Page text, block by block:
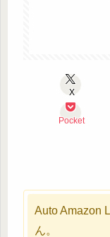
X
Pocket
Auto Amazon
ん。